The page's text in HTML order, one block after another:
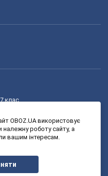
7 клас
9 клас
OBOZ.UA використовує
роботу сайту, а
вашим інтересам.